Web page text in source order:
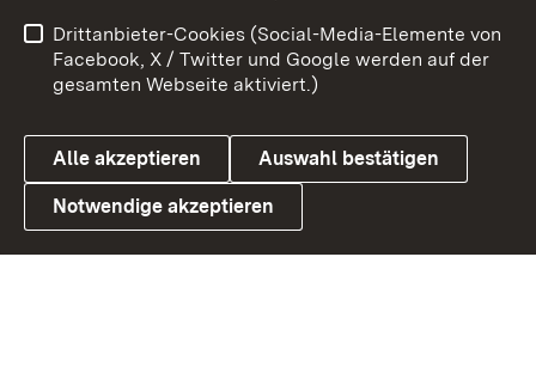
Link zum Landesportal
Benutzungshinweise
Barrierefreiheit
Datenschutz
Cookies
Drittanbieter-Cookies (Social-Media-Elemente von
Facebook, X / Twitter und Google werden auf der
gesamten Webseite aktiviert.)
Alle akzeptieren Auswahl bestätigen
Notwendige akzeptieren